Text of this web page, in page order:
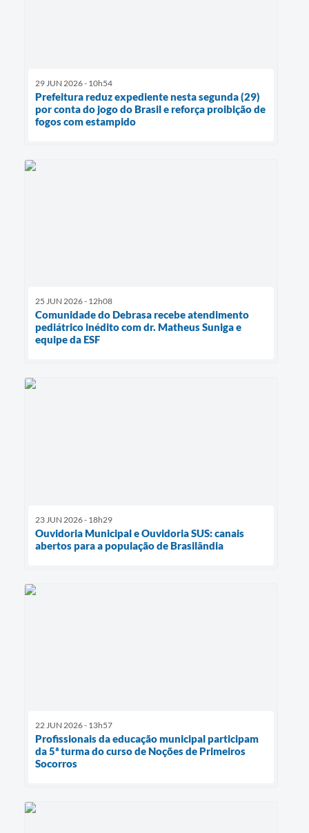
29 JUN 2026 - 10h54
Prefeitura reduz expediente nesta segunda (29)
por conta do jogo do Brasil e reforça proibição de
fogos com estampido
25 JUN 2026 - 12h08
Comunidade do Debrasa recebe atendimento
pediátrico inédito com dr. Matheus Suniga e
equipe da ESF
23 JUN 2026 - 18h29
Ouvidoria Municipal e Ouvidoria SUS: canais
abertos para a população de Brasilândia
22 JUN 2026 - 13h57
Profissionais da educação municipal participam
da 5ª turma do curso de Noções de Primeiros
Socorros